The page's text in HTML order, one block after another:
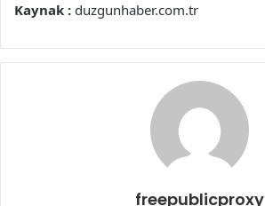
Kaynak : duzgunhaber.com.tr
freepublicproxy